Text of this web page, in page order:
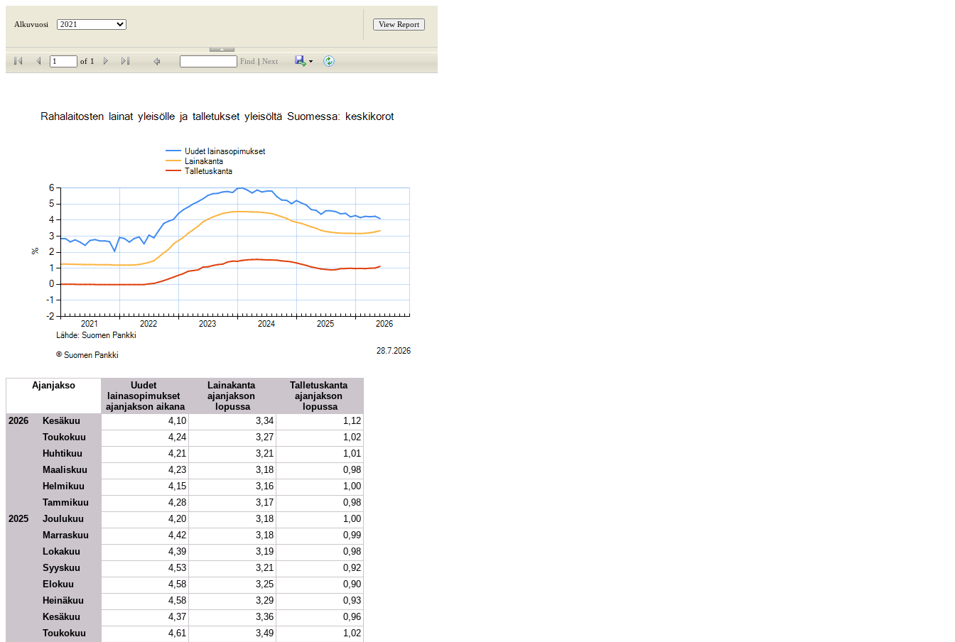
Alkuvuosi
of 1 Find Next
Ajanjakso
Uudet
lainasopimukset
ajanjakson aikana
Lainakanta
ajanjakson
lopussa
Talletuskanta
ajanjakson
lopussa
2026
Kesäkuu 4,10 3,34
1,12
Toukokuu
4,24 3,27
1,02
Huhtikuu
4,21 3,21
1,01
Maaliskuu
4,23 3,18
0,98
Helmikuu
4,15 3,16
1,00
Tammikuu
4,28 3,17
0,98
2025
Joulukuu 4,20 3,18
1,00
Marraskuu
4,42 3,18
0,99
Lokakuu
4,39 3,19
0,98
Syyskuu
4,53 3,21
0,92
Elokuu
4,58 3,25
0,90
Heinäkuu
4,58 3,29
0,93
Kesäkuu
4,37 3,36
0,96
Toukokuu
4,61 3,49
1,02